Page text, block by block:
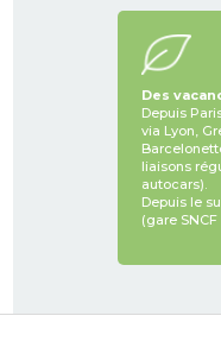
Des
Depuis
via Lyon,
liaisons
autocars).
Depuis le
(gare SNCF